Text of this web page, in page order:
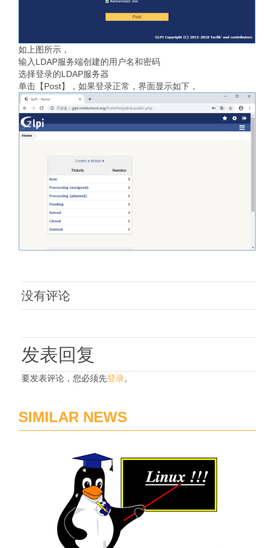
如上图所示，
输入LDAP服务端创建的用户名和密码
选择登录的LDAP服务器
单击【Post】，如果登录正常，界面显示如下，
没有评论
发表回复
要发表评论，您必须先登录。
SIMILAR NEWS